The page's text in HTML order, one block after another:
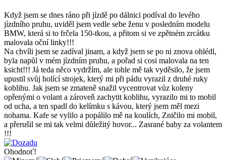
Když jsem se dnes ráno při jízdě po dálnici podíval do levého
jízdního pruhu, uviděl jsem vedle sebe ženu v posledním modelu
BMW, která si to frčela 150-tkou, a přitom si ve zpětném zrcátku
malovala oční linky!!!
Na chvíli jsem se zadíval jinam, a když jsem se po ni znova ohlédl,
byla napůl v mém jízdním pruhu, a pořad si cosi malovala na ten
ksicht!!! Já teda něco vydržím, ale tohle mě tak vyděsilo, že jsem
upustil svůj holící strojek, který mi při pádu vyrazil z druhé ruky
koblihu. Jak jsem se zmateně snažil vycentrovat vůz koleny
opřenými o volant a zároveň zachytit koblihu, vyrazilo mi to mobil
od ucha, a ten spadl do kelímku s kávou, který jsem měl mezi
nohama. Kafe se vylilo a popálilo mě na koulích, Zničilo mi mobil,
a přerušil se mi tak velmi důležitý hovor... Zasrané baby za volantem
!!!
Ohodnoť!